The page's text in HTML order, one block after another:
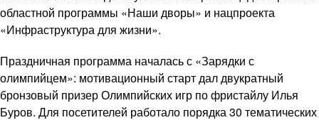
областной программы «Наши дворы» и нацпроекта
«Инфраструктура для жизни».
Праздничная программа началась с «Зарядки с
олимпийцем»: мотивационный старт дал двукратный
бронзовый призер Олимпийских игр по фристайлу Илья
Буров. Для посетителей работало порядка 30 тематических